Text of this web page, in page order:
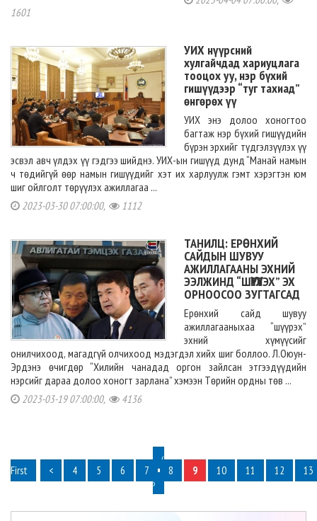
1601
УИХ нүүрсний
хулгайчдад хариуцлага
тооцох уу, нэр бүхий
гишүүдээр “туг тахиад”
өнгөрөх үү
УИХ энэ долоо хоногтоо
багтаж нэр бүхий гишүүдийн
бүрэн эрхийг түдгэлзүүлэх үү
эсвэл авч үлдэх үү гэдгээ шийднэ. УИХ-ын гишүүд дунд “Манай намын
ч төдийгүй өөр намын гишүүдийг хэт их харлуулж гэмт хэрэгтэн юм
шиг ойлголт төрүүлэх ажиллагаа ...
2023-03-30 07:00:00, 1112
ТАНИЛЦ: ЕРӨНХИЙ
САЙДЫН ШУВУУ
АЖИЛЛАГААНЫ ЭХНИЙ
ЭЭЛЖИНД “ШҮҮРҮҮЛЭХ” ЭХ
ОРНООСОО ЗУГТАГСАД
Ерөнхий сайд шувуу
ажиллагааныхаа “шүүрэх”
эхний хүмүүсийг
онилчихоод, магадгүй олчихоод мэдэгдэл хийх шиг боллоо. Л.Оюун-
Эрдэнэ өчигдөр “Хилийн чанадад оргон зайлсан этгээдүүдийн
нэрсийг дараа долоо хоногт зарлана” хэмээн Төрийн ордны төв ...
2023-03-19 07:00:00, 4136
‹
First
< 4 5 6 7 8 9 10 11 12
13
›